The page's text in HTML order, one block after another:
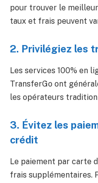
pour trouver le
taux et frais peuvent
2. Privilégiez les
Les services 100% en
TransferGo ont
les opérateurs
3. Évitez les
crédit
Le paiement par carte
frais supplémentaires.